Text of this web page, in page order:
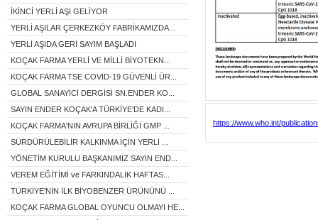
İKİNCİ YERLİ AŞI GELİYOR
YERLİ AŞILAR ÇERKEZKÖY FABRİKAMIZDA...
YERLİ AŞIDA GERİ SAYIM BAŞLADI
KOÇAK FARMA YERLİ VE MİLLİ BİYOTEKN...
KOÇAK FARMA TSE COVID-19 GÜVENLİ ÜR...
GLOBAL SANAYİCİ DERGİSİ SN.ENDER KO...
SAYIN ENDER KOÇAK'A TÜRKİYE'DE KADI...
KOÇAK FARMA'NIN AVRUPA BİRLİĞİ GMP ...
SÜRDÜRÜLEBİLİR KALKINMA İÇİN YERLİ ...
YÖNETİM KURULU BAŞKANIMIZ SAYIN END...
VEREM EĞİTİMİ ve FARKINDALIK HAFTAS...
TÜRKİYE'NİN İLK BİYOBENZER ÜRÜNÜNÜ ...
KOÇAK FARMA GLOBAL OYUNCU OLMAYI HE...
https://www.who.int/